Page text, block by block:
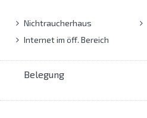
Nichtraucherhaus
Internet im öff. Bereich
Belegung